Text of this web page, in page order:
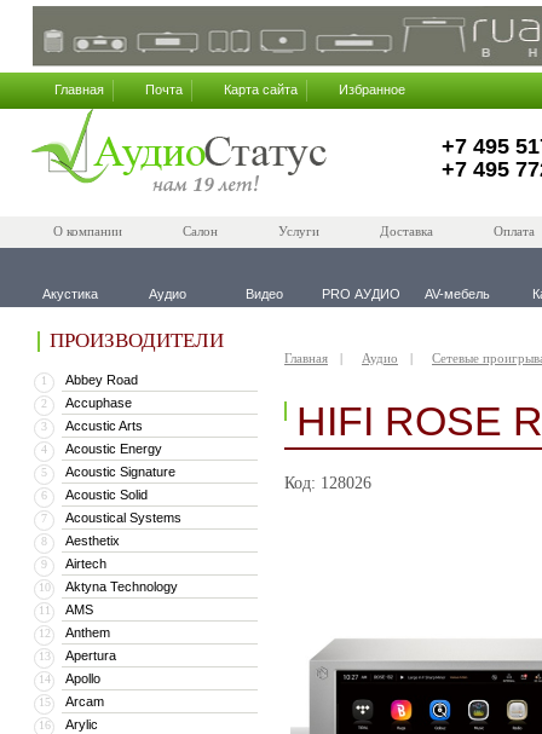
Главная Почта Карта сайта Избранное
+7 495
+7 495
О компании Салон Услуги Доставка Оплата
Акустика Аудио Видео PRO АУДИО AV-мебель
ПРОИЗВОДИТЕЛИ
1 Abbey Road
2 Accuphase
3 Accustic Arts
4 Acoustic Energy
5 Acoustic Signature
6 Acoustic Solid
7 Acoustical Systems
8 Aesthetix
9 Airtech
10 Aktyna Technology
11 AMS
12 Anthem
13 Apertura
14 Apollo
15 Arcam
16 Arylic
Главная Аудио Сетевые
HIFI ROSE
Код: 128026